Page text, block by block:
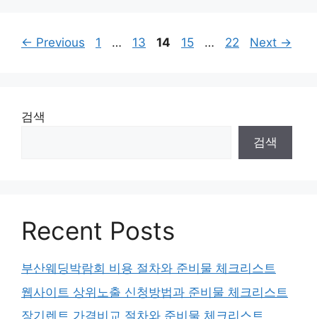
← Previous Page
1 … Page
13 Page
14 Page
15 … Page
22 Next →
검색
검색
Recent Posts
부산웨딩박람회 비용 절차와 준비물 체크리스트
웹사이트 상위노출 신청방법과 준비물 체크리스트
장기렌트 가격비교 절차와 준비물 체크리스트